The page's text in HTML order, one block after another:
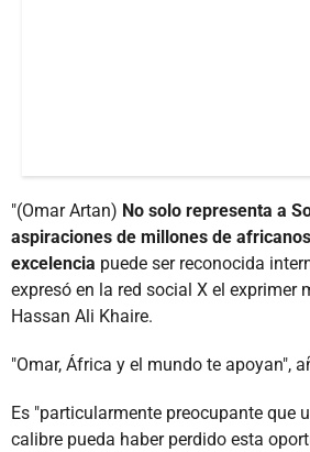
"(Omar Artan) No solo representa a
aspiraciones de millones de
excelencia puede ser reconocida
expresó en la red social X el exprimer
Hassan Ali Khaire.
"Omar, África y el mundo te apoyan",
Es "particularmente preocupante que
calibre pueda haber perdido esta